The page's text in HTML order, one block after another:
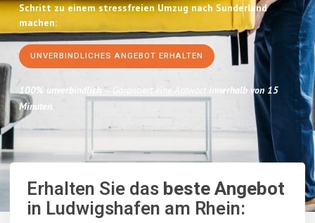
Schritt zu einem stressfreien Umzug nach Sunderland
machen:
UNVERBINDLICHES ANGEBOT ERHALTEN
100% unverbindlich – Garantiert eine Antwort
innerhalb von 15
Minuten.
Erhalten Sie dasbeste Angebot
in Ludwigshafen am Rhein: